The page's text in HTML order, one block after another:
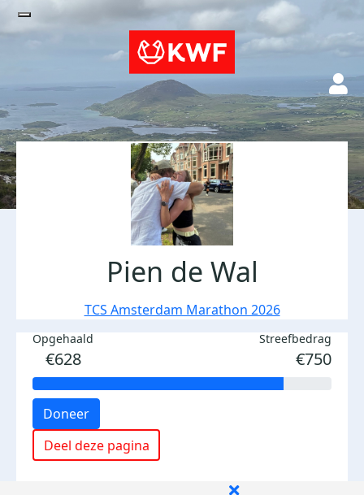
Pien de Wal
TCS Amsterdam Marathon 2026
Opgehaald
€628
Streefbedrag
€750
Doneer
Deel deze pagina